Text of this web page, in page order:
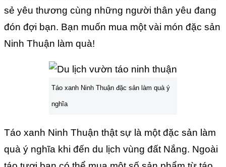
sẻ yêu thương cùng những người thân yêu đang
đón đợi bạn. Bạn muốn mua một vài món đặc sản
Ninh Thuận làm quà!
Táo xanh Ninh Thuận đặc sản làm quà ý
nghĩa
Táo xanh Ninh Thuận thật sự là một đặc sản làm
quà ý nghĩa khi đến du lịch vùng đất Nắng. Ngoài